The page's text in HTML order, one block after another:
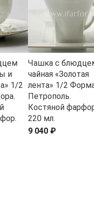
и
1/2
Чашка с
чайная «Золотая
лента» 1/2
Петрополь.
Костяной
220 мл.
9 040 ₽